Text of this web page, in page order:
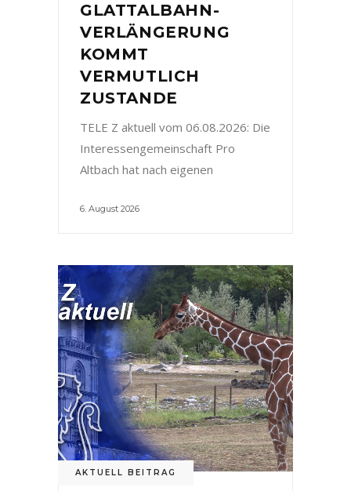
GLATTALBAHN-
VERLÄNGERUNG
KOMMT
VERMUTLICH
ZUSTANDE
TELE Z aktuell vom 06.08.2026: Die
Interessengemeinschaft Pro
Altbach hat nach eigenen
6. August 2026
AKTUELL BEITRAG